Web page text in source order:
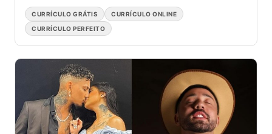
CURRÍCULO GRÁTIS
CURRÍCULO ONLINE
CURRÍCULO PERFEITO